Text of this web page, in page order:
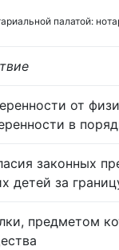
палатой:
от
в
законных
детей за
предметом